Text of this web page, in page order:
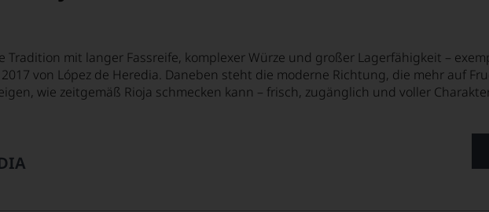
mit langer Fassreife, komplexer Würze und großer Lagerfähigkeit –
von López de Heredia. Daneben steht die moderne Richtung, die mehr auf
wie zeitgemäß Rioja schmecken kann – frisch, zugänglich und voller